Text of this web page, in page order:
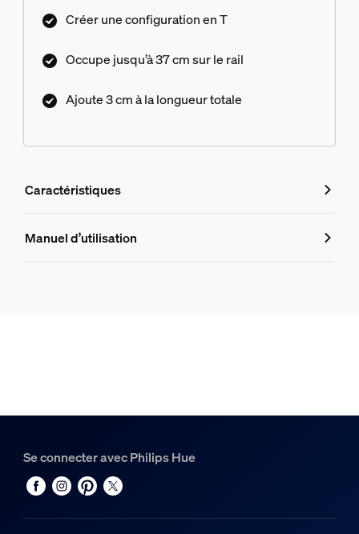
Créer une configuration en T
Occupe jusqu’à 37 cm sur le rail
Ajoute 3 cm à la longueur totale
Caractéristiques
Caractéristiques
Matériaux
Garantie
Manuel d’utilisation
Se connecter avec Philips Hue